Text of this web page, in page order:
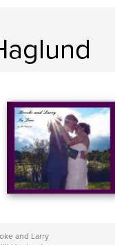
and Larry